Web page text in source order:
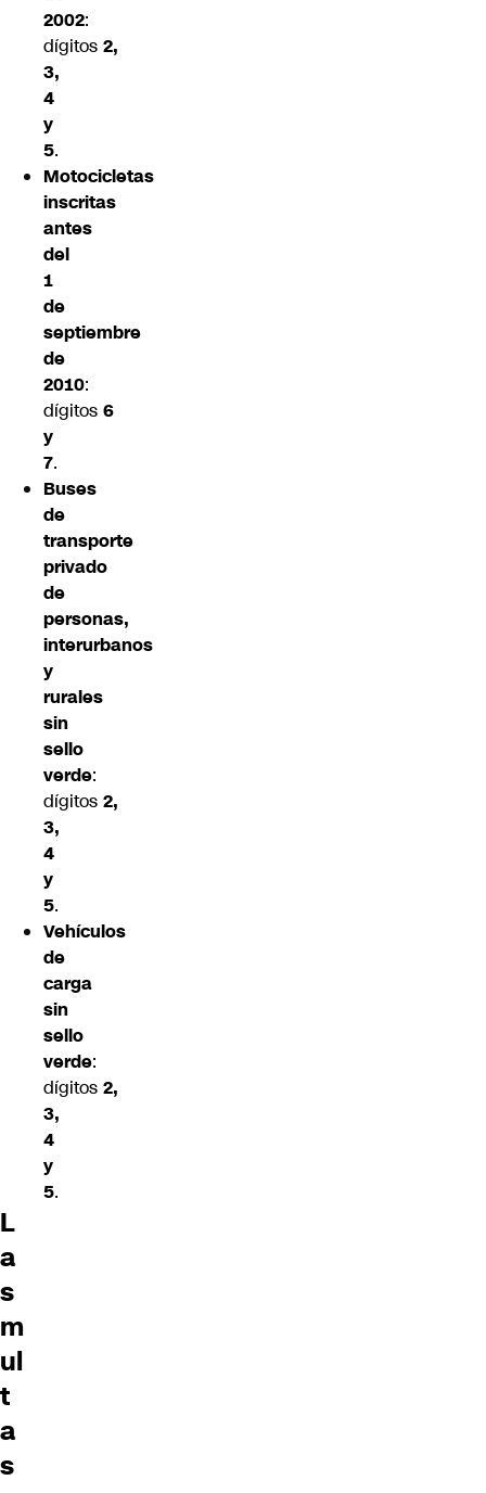
2002:
dígitos 2,
3,
4
y
5.
Motocicletas
inscritas
antes
del
1
de
septiembre
de
2010:
dígitos 6
y
7.
Buses
de
transporte
privado
de
personas,
interurbanos
y
rurales
sin
sello
verde:
dígitos 2,
3,
4
y
5.
Vehículos
de
carga
sin
sello
verde:
dígitos 2,
3,
4
y
5.
L
a
s
m
ul
t
a
s